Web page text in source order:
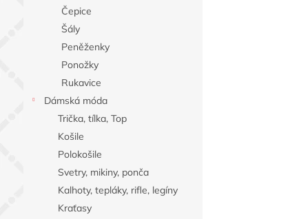
Čepice
Šály
Peněženky
Ponožky
Rukavice
Dámská móda
Trička, tílka, Top
Košile
Polokošile
Svetry, mikiny, ponča
Kalhoty, tepláky, rifle, legíny
Kraťasy